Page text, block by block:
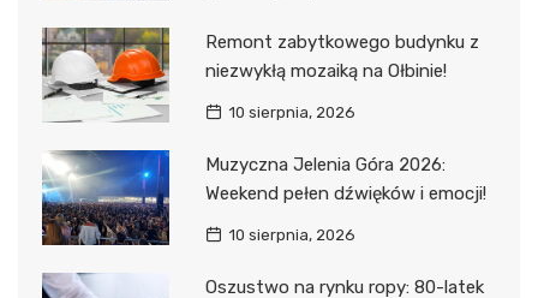
Remont zabytkowego budynku z
niezwykłą mozaiką na Ołbinie!
10 sierpnia, 2026
Muzyczna Jelenia Góra 2026:
Weekend pełen dźwięków i emocji!
10 sierpnia, 2026
Oszustwo na rynku ropy: 80-latek